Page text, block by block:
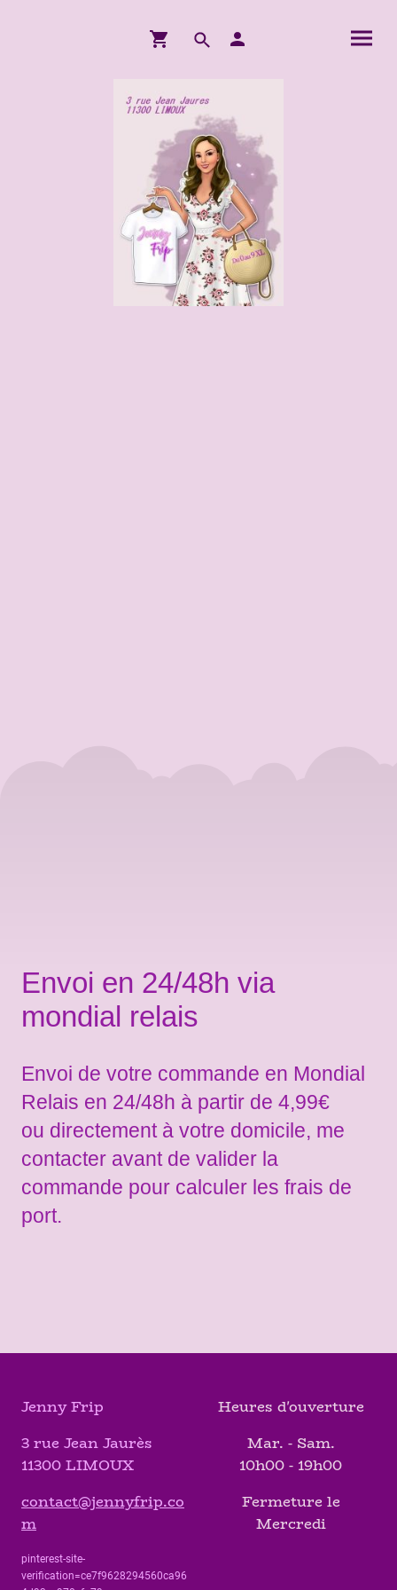
Envoi en 24/48h via
mondial relais
Envoi de votre commande en Mondial
Relais en 24/48h à partir de 4,99€
ou directement à votre domicile, me
contacter avant de valider la
commande pour calculer les frais de
port.
Jenny Frip
3 rue Jean Jaurès
11300 LIMOUX
contact@jennyfrip.co
m
pinterest-site-
verification=ce7f9628294560ca96
Heures d'ouverture
Mar. - Sam.
10h00 - 19h00
Fermeture le
Mercredi